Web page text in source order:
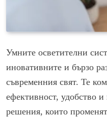
Умните осветителни
иновативните и бързо
съвременния свят. Те
ефективност, удобство
решения, които